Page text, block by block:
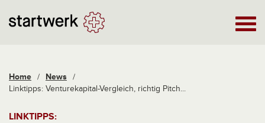
Home / News /
Linktipps: Venturekapital-Vergleich, richtig Pitch...
LINKTIPPS: